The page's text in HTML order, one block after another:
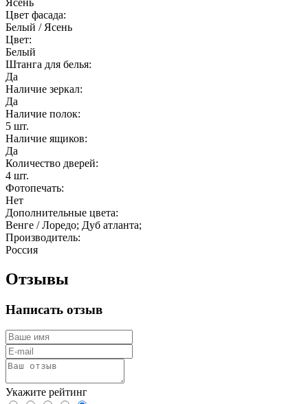
Цвет фасада:
Белый / Ясень
Цвет:
Белый
Штанга для белья:
Да
Наличие зеркал:
Да
Наличие полок:
5 шт.
Наличие ящиков:
Да
Количество дверей:
4 шт.
Фотопечать:
Нет
Дополнительные цвета:
Венге / Лоредо; Дуб атланта;
Производитель:
Россия
Отзывы
Написать отзыв
Укажите рейтинг